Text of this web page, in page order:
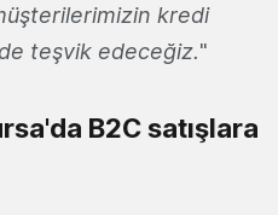
kredi
teşvik edeceğiz."
B2C satışlara